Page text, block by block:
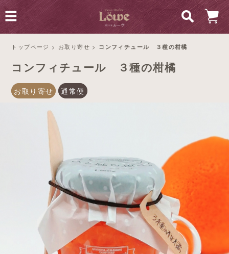
トップページ > お取り寄せ > コンフィチュール ３種の柑橘
コンフィチュール ３種の柑橘
お取り寄せ 通常便